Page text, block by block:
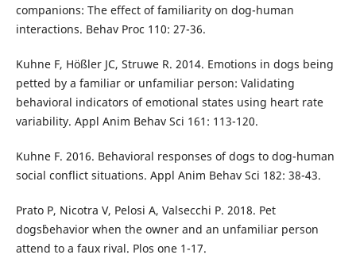
companions: The effect of familiarity on dog-human
interactions. Behav Proc 110: 27-36.
Kuhne F, Hößler JC, Struwe R. 2014. Emotions in dogs being
petted by a familiar or unfamiliar person: Validating
behavioral indicators of emotional states using heart rate
variability. Appl Anim Behav Sci 161: 113-120.
Kuhne F. 2016. Behavioral responses of dogs to dog-human
social conflict situations. Appl Anim Behav Sci 182: 38-43.
Prato P, Nicotra V, Pelosi A, Valsecchi P. 2018. Pet
dogs`behavior when the owner and an unfamiliar person
attend to a faux rival. Plos one 1-17.